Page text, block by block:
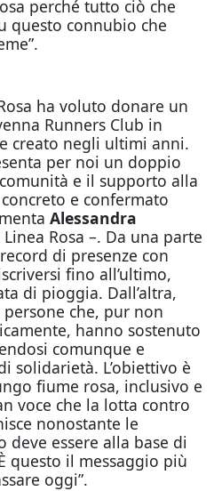
perché tutto ciò che
questo connubio che
ha voluto donare un
Runners Club in
creato negli ultimi anni.
per noi un doppio
e il supporto alla
e confermato
Alessandra
Rosa –. Da una parte
di presenze con
fino all’ultimo,
di pioggia. Dall’altra,
che, pur non
hanno sostenuto
comunque e
solidarietà. L’obiettivo è
fiume rosa, inclusivo e
voce che la lotta contro
nonostante le
deve essere alla base di
questo il messaggio più
oggi”.